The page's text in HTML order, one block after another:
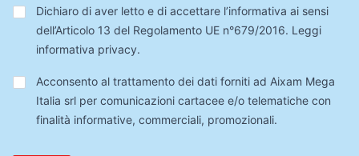
Privacy*
Dichiaro di aver letto e di accettare l’informativa ai sensi
dell’Articolo 13 del Regolamento UE n°679/2016. Leggi
informativa privacy.
Trattamento
Dati
Acconsento al trattamento dei dati forniti ad Aixam Mega
Italia srl per comunicazioni cartacee e/o telematiche con
finalità informative, commerciali, promozionali.